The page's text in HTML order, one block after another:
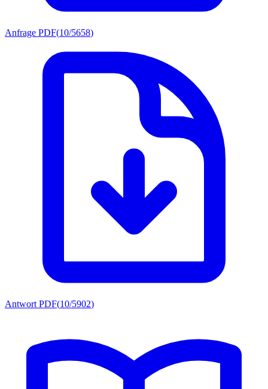
Anfrage PDF(10/5658)
Antwort PDF(10/5902)